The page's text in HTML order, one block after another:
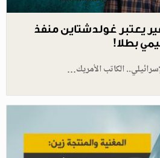
يعتبر غولدشتاين منفذ
بطلا!
الكاتب الأمريك…